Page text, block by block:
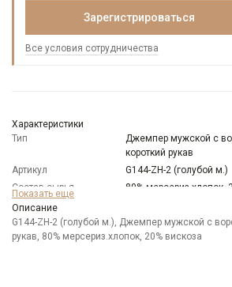
Зарегистрироваться
Все условия сотрудничества
Характеристики
Тип
Джемпер мужской с
короткий рукав
Артикул
G144-ZH-2 (голубой м.)
Состав сырья
80% мерсериз.хлопок,
Бренд
Модель
Классическая
Цвет
Голубой
Показать еще
Описание
G144-ZH-2 (голубой м.), Джемпер мужской с
рукав, 80% мерсериз.хлопок, 20% вискоза